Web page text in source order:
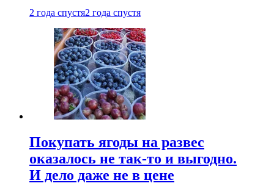
2 года спустя2 года спустя
Покупать ягоды на развес
оказалось не так-то и выгодно.
И дело даже не в цене